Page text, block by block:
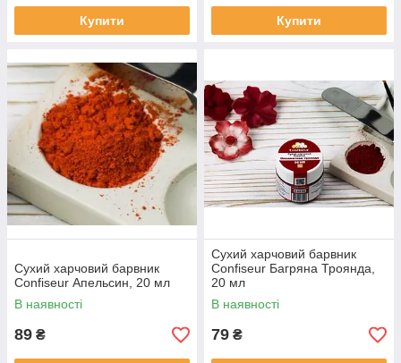
Купити Купити
Сухий харчовий барвник
Confiseur Апельсин, 20 мл
В наявності
89 ₴
Сухий харчовий барвник
Confiseur Багряна Троянда,
20 мл
В наявності
79 ₴